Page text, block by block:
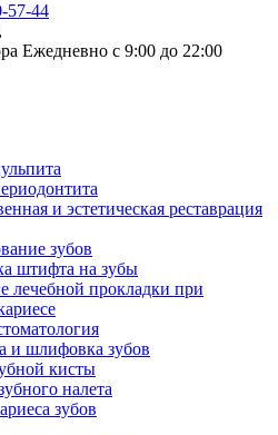
57-44
Ежедневно с 9:00 до 22:00
и эстетическая реставрация
зубов
штифта на зубы
лечебной прокладки при
и шлифовка зубов
кисты
налета
зубов